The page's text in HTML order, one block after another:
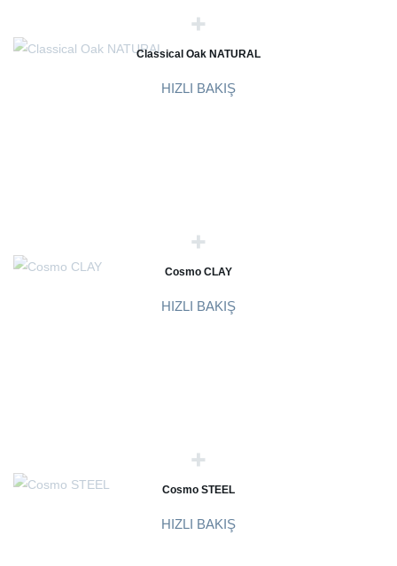
Classical Oak NATURAL
HIZLI BAKIŞ
Cosmo CLAY
HIZLI BAKIŞ
Cosmo STEEL
HIZLI BAKIŞ